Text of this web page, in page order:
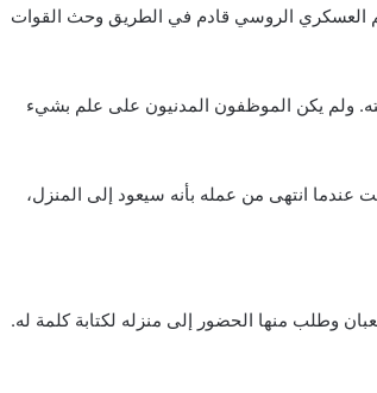
الدعم العسكري الروسي قادم في الطريق وحث القوات
ولم يكن الموظفون المدنيون على علم بشيء
عندما انتهى من عمله بأنه سيعود إلى المنزل،
وطلب منها الحضور إلى منزله لكتابة كلمة له.